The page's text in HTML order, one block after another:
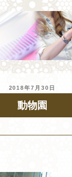
投
日:
2018年7月30日
動物園